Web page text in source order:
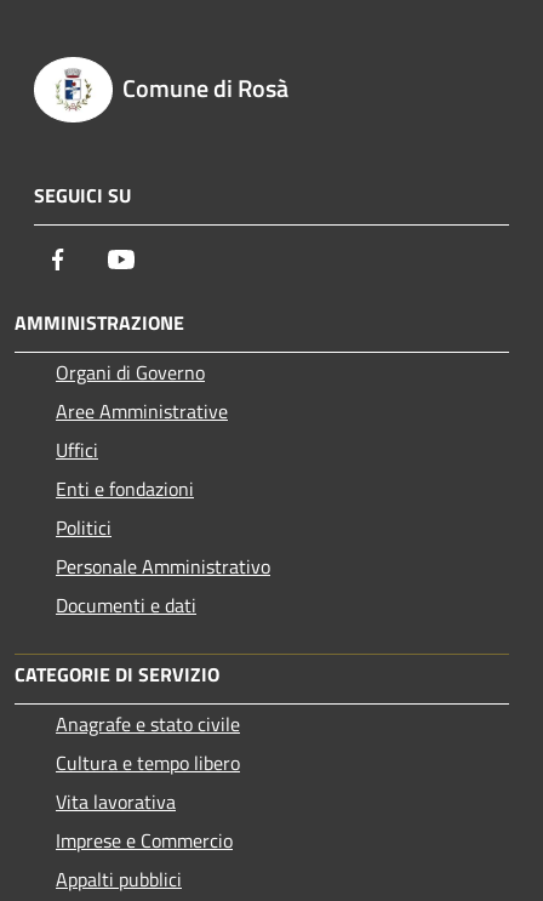
Comune di Rosà
SEGUICI SU
Facebook
AMMINISTRAZIONE
Organi di Governo
Aree Amministrative
Uffici
Enti e fondazioni
Politici
Personale Amministrativo
Documenti e dati
CATEGORIE DI SERVIZIO
Anagrafe e stato civile
Cultura e tempo libero
Vita lavorativa
Imprese e Commercio
Appalti pubblici